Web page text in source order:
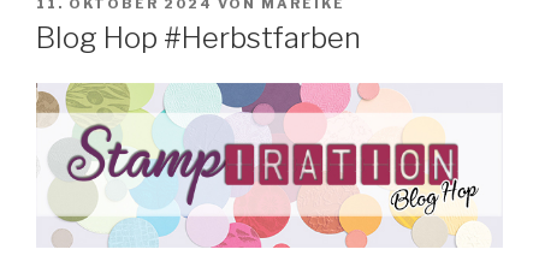
AM
11. OKTOBER 2024 VON MAREIKE
Blog Hop #Herbstfarben